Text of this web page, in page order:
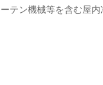
テン機械等を含む屋内